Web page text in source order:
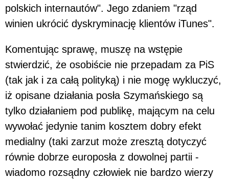
polskich internautów". Jego zdaniem "rząd
winien ukrócić dyskryminację klientów iTunes".
Komentując sprawę, muszę na wstępie
stwierdzić, że osobiście nie przepadam za PiS
(tak jak i za całą polityką) i nie mogę wykluczyć,
iż opisane działania posła Szymańskiego są
tylko działaniem pod publikę, mającym na celu
wywołać jedynie tanim kosztem dobry efekt
medialny (taki zarzut może zresztą dotyczyć
równie dobrze europosła z dowolnej partii -
wiadomo rozsądny człowiek nie bardzo wierzy